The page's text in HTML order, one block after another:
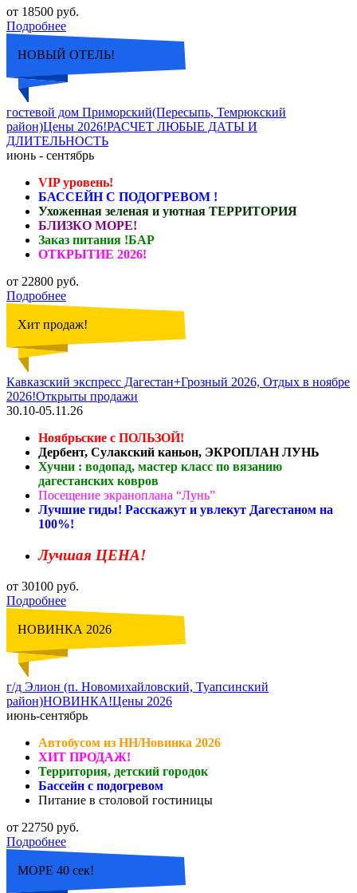
от 18500 руб.
Подробнее
НОВЫЙ ОТЕЛЬ!
гостевой дом Приморский(Пересыпь, Темрюкский
район)Цены 2026!РАСЧЕТ ЛЮБЫЕ ДАТЫ И
ДЛИТЕЛЬНОСТЬ
июнь - сентябрь
VIP уровень!
БАССЕЙН С ПОДОГРЕВОМ !
Ухоженная зеленая и уютная ТЕРРИТОРИЯ
БЛИЗКО МОРЕ!
Заказ питания !БАР
ОТКРЫТИЕ 2026!
от 22800 руб.
Подробнее
Хит продаж!
Кавказский экспресс Дагестан+Грозный 2026, Отдых в ноябре
2026!Открыты продажи
30.10-05.11.26
Ноябрьские с ПОЛЬЗОЙ!
Дербент, Сулакский каньон, ЭКРОПЛАН ЛУНЬ
Хучни : водопад, мастер класс по вязанию
дагестанских ковров
Посещение экраноплана “Лунь”
Лучшие гиды! Расскажут и увлекут Дагестаном на
100%!
Лучшая ЦЕНА!
от 30100 руб.
Подробнее
НОВИНКА 2026
г/д Элион (п. Новомихайловский, Туапсинский
район)НОВИНКА!Цены 2026
июнь-сентябрь
Автобусом из НН/Новинка 2026
ХИТ ПРОДАЖ!
Территория, детский городок
Бассейн с подогревом
Питание в столовой гостиницы
от 22750 руб.
Подробнее
МОРЕ 40 сек!